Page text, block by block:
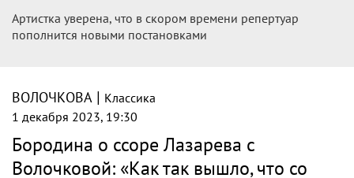
Артистка уверена, что в скором времени репертуар
пополнится новыми постановками
ВОЛОЧКОВА | Классика
1 декабря 2023, 19:30
Бородина о ссоре Лазарева с
Волочковой: «Как так вышло, что со